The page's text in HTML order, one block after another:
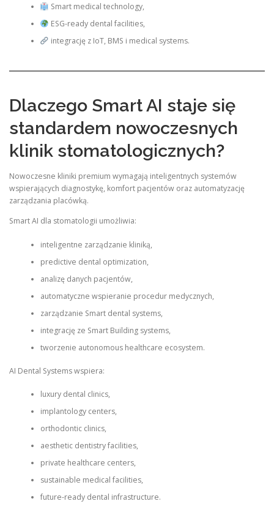
Smart medical technology,
ESG-ready dental facilities,
integrację z IoT, BMS i medical systems.
Dlaczego Smart AI staje się
standardem nowoczesnych
klinik stomatologicznych?
Nowoczesne kliniki premium wymagają inteligentnych systemów
wspierających diagnostykę, komfort pacjentów oraz automatyzację
zarządzania placówką.
Smart AI dla stomatologii umożliwia:
inteligentne zarządzanie kliniką,
predictive dental optimization,
analizę danych pacjentów,
automatyczne wspieranie procedur medycznych,
zarządzanie Smart dental systems,
integrację ze Smart Building systems,
tworzenie autonomous healthcare ecosystem.
AI Dental Systems wspiera:
luxury dental clinics,
implantology centers,
orthodontic clinics,
aesthetic dentistry facilities,
private healthcare centers,
sustainable medical facilities,
future-ready dental infrastructure.